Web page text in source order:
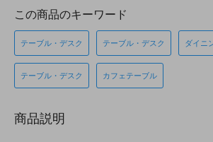
この商品のキーワード
テーブル・デスク テーブル・デスク ダイニ
テーブル・デスク カフェテーブル
商品説明